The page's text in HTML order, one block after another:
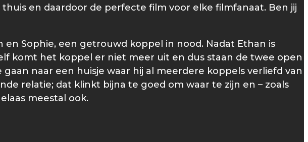
en daardoor de perfecte film voor elke filmfanaat. Ben jij
Sophie, een getrouwd koppel in nood. Nadat Ethan is
komt het koppel er niet meer uit en dus staan de twee open
naar een huisje waar hij al meerdere koppels verliefd van
relatie; dat klinkt bijna te goed om waar te zijn en – zoals
meestal ook.